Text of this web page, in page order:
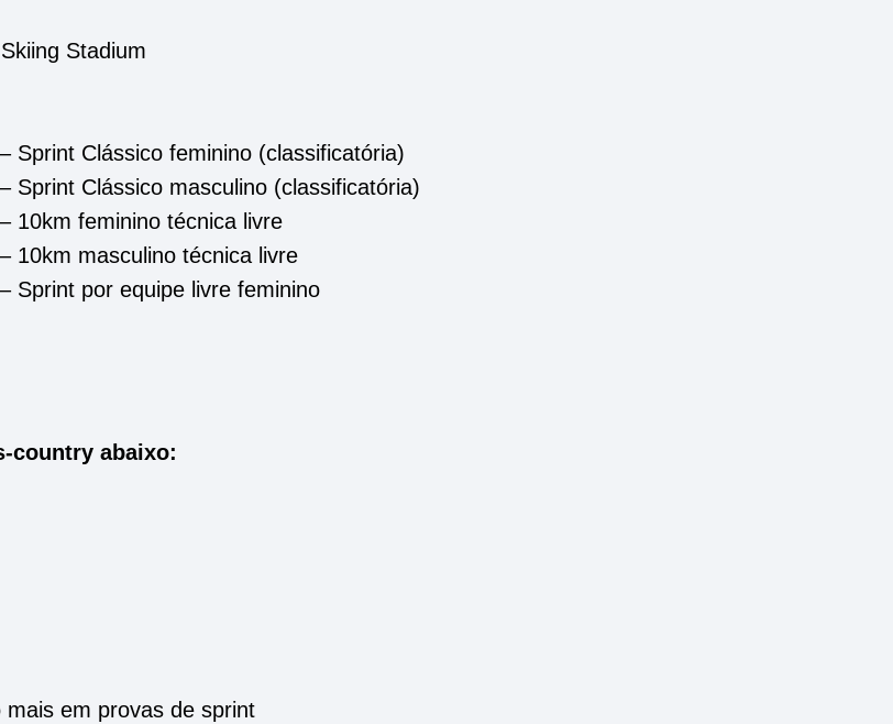
Stadium
Sprint Clássico feminino (classificatória)
Sprint Clássico masculino (classificatória)
10km feminino técnica livre
10km masculino técnica livre
Sprint por equipe livre feminino
country abaixo:
em provas de sprint